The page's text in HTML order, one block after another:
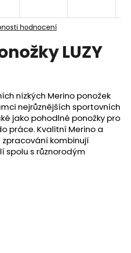
hodnocení
LUZY
nízkých Merino ponožek
nejrůznějších sportovních
jako pohodlné ponožky pro
práce. Kvalitní Merino a
kombinují
spolu s různorodým
HLEDAT